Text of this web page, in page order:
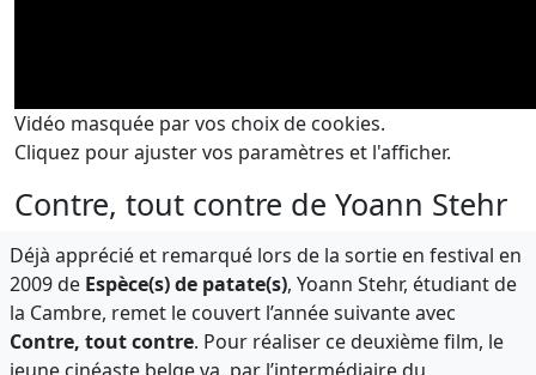
Vidéo masquée par vos choix de cookies.
Cliquez pour ajuster vos paramètres et l'afficher.
Contre, tout contre de Yoann Stehr
Déjà apprécié et remarqué lors de la sortie en festival en
2009 de Espèce(s) de patate(s), Yoann Stehr, étudiant de
la Cambre, remet le couvert l’année suivante avec
Contre, tout contre. Pour réaliser ce deuxième film, le